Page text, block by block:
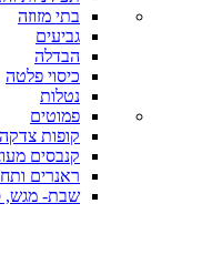
בתי מזוזה
גביעים
הבדלה
כיסוי פלטה
נטלות
פמוטים
קופות צדקה
קנבסים
ראנרים
שבת- מגש,